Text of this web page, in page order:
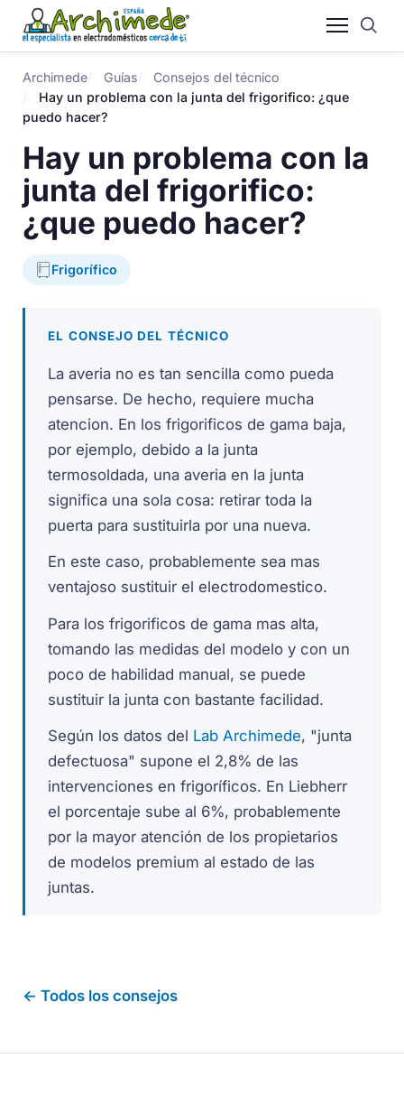
Archimede Guías
Consejos del técnico
Hay un problema con la junta del frigorifico: ¿que
puedo hacer?
Hay un problema con la
junta del frigorifico:
¿que puedo hacer?
Frigorífico
EL CONSEJO DEL TÉCNICO
La averia no es tan sencilla como pueda
pensarse. De hecho, requiere mucha
atencion. En los frigorificos de gama baja,
por ejemplo, debido a la junta
termosoldada, una averia en la junta
significa una sola cosa: retirar toda la
puerta para sustituirla por una nueva.
En este caso, probablemente sea mas
ventajoso sustituir el electrodomestico.
Para los frigorificos de gama mas alta,
tomando las medidas del modelo y con un
poco de habilidad manual, se puede
sustituir la junta con bastante facilidad.
Según los datos del Lab Archimede, "junta
defectuosa" supone el 2,8% de las
intervenciones en frigoríficos. En Liebherr
el porcentaje sube al 6%, probablemente
por la mayor atención de los propietarios
de modelos premium al estado de las
juntas.
← Todos los consejos